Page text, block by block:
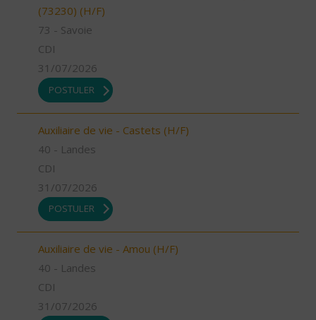
(73230) (H/F)
73 - Savoie
CDI
31/07/2026
POSTULER
Auxiliaire de vie - Castets (H/F)
40 - Landes
CDI
31/07/2026
POSTULER
Auxiliaire de vie - Amou (H/F)
40 - Landes
CDI
31/07/2026